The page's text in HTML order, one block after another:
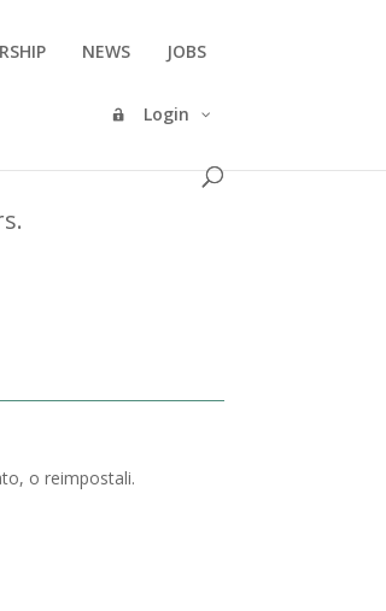
NEWS JOBS
Login
o reimpostali.